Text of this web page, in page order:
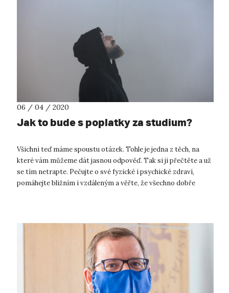
06 / 04 / 2020
Jak to bude s poplatky za studium?
Všichni teď máme spoustu otázek. Tohle je jedna z těch, na
které vám můžeme dát jasnou odpověď. Tak si ji přečtěte a už
se tím netrapte. Pečujte o své fyzické i psychické zdraví,
pomáhejte bližním i vzdáleným a věřte, že všechno dobře